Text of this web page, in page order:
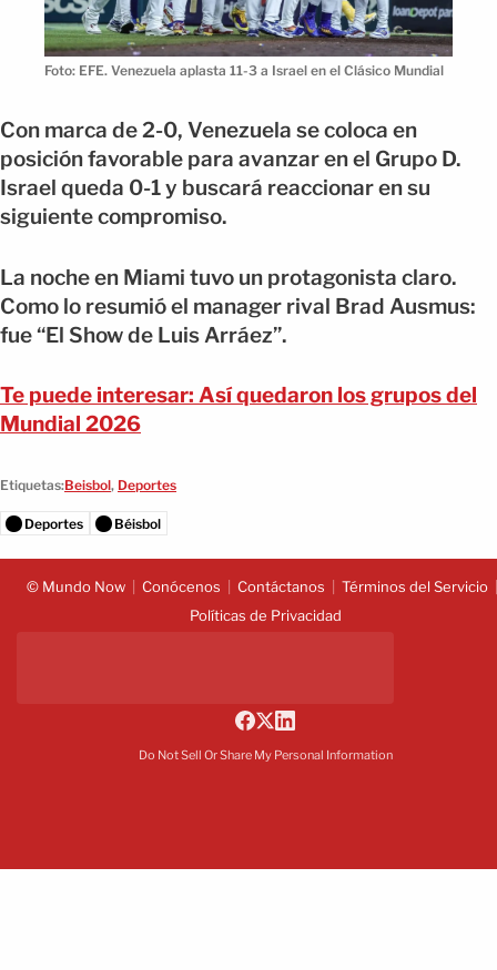
Foto: EFE. Venezuela aplasta 11-3 a Israel en el Clásico Mundial
Con marca de 2-0, Venezuela se coloca en
posición favorable para avanzar en el Grupo D.
Israel queda 0-1 y buscará reaccionar en su
siguiente compromiso.
La noche en Miami tuvo un protagonista claro.
Como lo resumió el manager rival Brad Ausmus:
fue “El Show de Luis Arráez”.
Te puede interesar: Así quedaron los grupos del
Mundial 2026
Etiquetas:Beisbol, Deportes
Deportes Béisbol
© Mundo Now Conócenos Contáctanos
Términos del Servicio
Políticas de Privacidad
Do Not Sell Or Share My Personal Information